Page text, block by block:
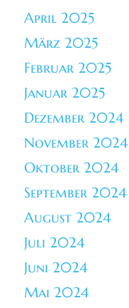
April 2025
März 2025
Februar 2025
Januar 2025
Dezember 2024
November 2024
Oktober 2024
September 2024
August 2024
Juli 2024
Juni 2024
Mai 2024